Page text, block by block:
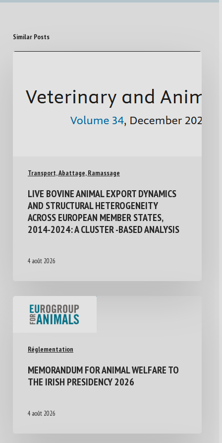
Similar Posts
Transport, Abattage, Ramassage
LIVE BOVINE ANIMAL EXPORT DYNAMICS
AND STRUCTURAL HETEROGENEITY
ACROSS EUROPEAN MEMBER STATES,
2014-2024: A CLUSTER -BASED ANALYSIS
4 août 2026
Réglementation
MEMORANDUM FOR ANIMAL WELFARE TO
THE IRISH PRESIDENCY 2026
4 août 2026